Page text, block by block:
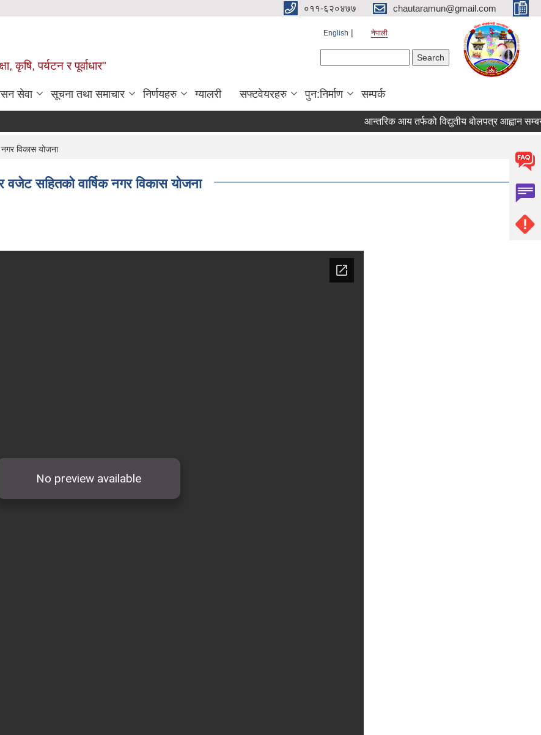
०११-६२०४७७ chautaramun@gmail.com
कृषि, पर्यटन र पूर्वाधार"
English नेपाली
सेवा सूचना तथा समाचार निर्णयहरु ग्यालरी सफ्टवेयरहरु पुन:निर्माण सम्पर्क
आन्तरिक आय तर्फको विद्युतीय बोलपत्र आह्वान सम्बन्धी
विकास योजना
सहितको वार्षिक नगर विकास योजना